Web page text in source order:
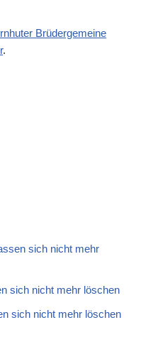
Brüdergemeine
.
sich nicht mehr
sich nicht mehr löschen
sich nicht mehr löschen